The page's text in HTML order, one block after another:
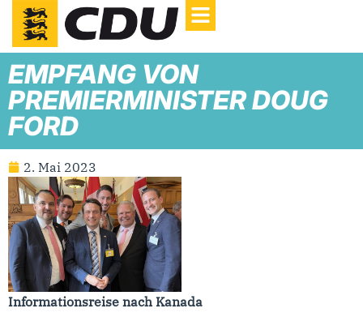
EMPFANG VON
PREMIERMINISTER DOUG
FORD
2. Mai 2023
Informationsreise nach Kanada